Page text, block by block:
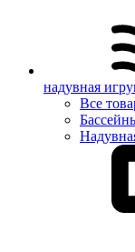
надувная
Все